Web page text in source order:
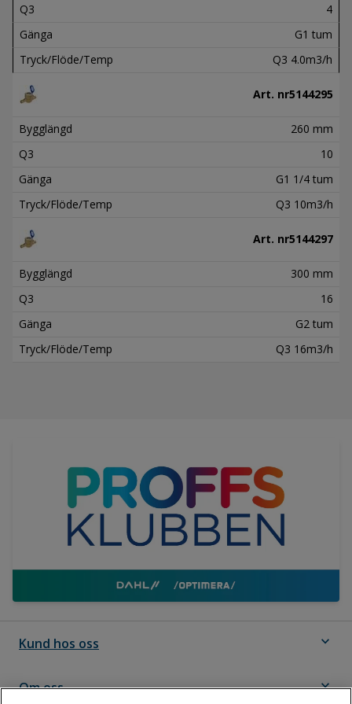
Q3
4
Gänga
G1 tum
Tryck/Flöde/Temp
Q3 4.0m3/h
Art. nr5144295
Bygglängd
260 mm
Q3
10
Gänga
G1 1/4 tum
Tryck/Flöde/Temp
Q3 10m3/h
Art. nr5144297
Bygglängd
300 mm
Q3
16
Gänga
G2 tum
Tryck/Flöde/Temp
Q3 16m3/h
Kund hos oss expand_more
Om oss expand_more